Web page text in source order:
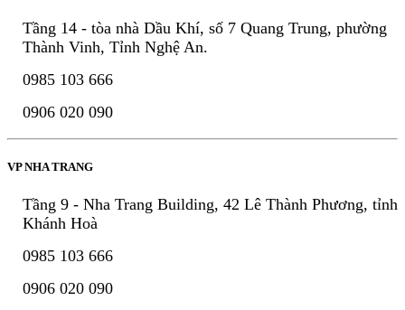
Tầng 14 - tòa nhà Dầu Khí, số 7 Quang Trung, phường
Thành Vinh, Tỉnh Nghệ An.
0985 103 666
0906 020 090
VP NHA TRANG
Tầng 9 - Nha Trang Building, 42 Lê Thành Phương, tỉnh
Khánh Hoà
0985 103 666
0906 020 090